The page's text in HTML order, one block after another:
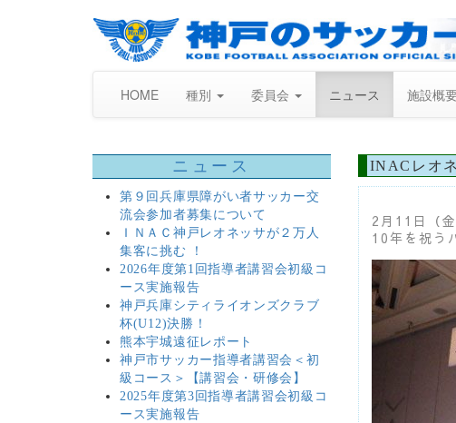
HOME 種別 委員会 ニュース 施設概
ニュース
第９回兵庫県障がい者サッカー交
流会参加者募集について
ＩＮＡＣ神戸レオネッサが２万人
集客に挑む ！
2026年度第1回指導者講習会初級コ
ース実施報告
神戸兵庫シティライオンズクラブ
杯(U12)決勝！
熊本宇城遠征レポート
神戸市サッカー指導者講習会＜初
級コース＞【講習会・研修会】
2025年度第3回指導者講習会初級コ
ース実施報告
INACレオ
2月11日（
10年を祝う